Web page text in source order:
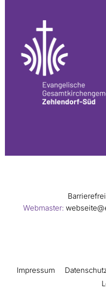
Webmaster:
Impressum